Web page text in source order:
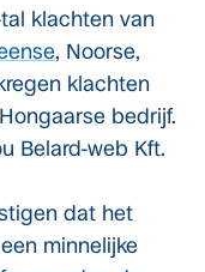
klachten van
, Noorse,
klachten
bedrijf.
Belard-web Kft.
dat het
minnelijke